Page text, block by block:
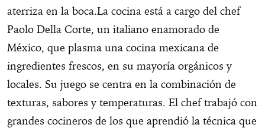
aterriza en la boca.La cocina está a cargo del chef
Paolo Della Corte, un italiano enamorado de
México, que plasma una cocina mexicana de
ingredientes frescos, en su mayoría orgánicos y
locales. Su juego se centra en la combinación de
texturas, sabores y temperaturas. El chef trabajó con
grandes cocineros de los que aprendió la técnica que